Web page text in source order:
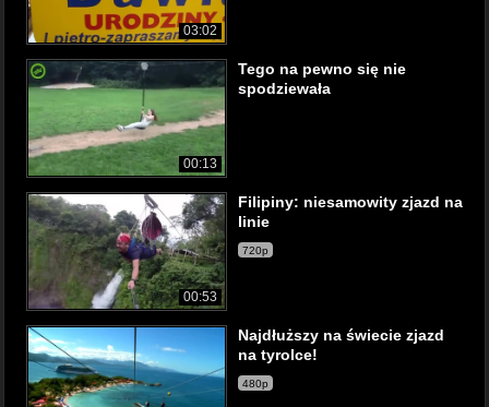
03:02
00:13
Tego na pewno się nie
spodziewała
00:53
Filipiny: niesamowity zjazd na
linie
720p
Najdłuższy na świecie zjazd
na tyrolce!
480p